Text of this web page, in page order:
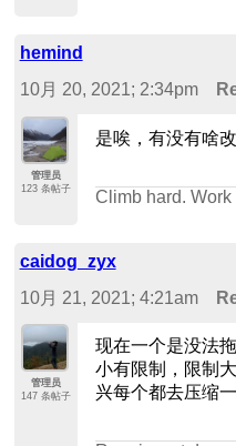
hemind
10月 20, 2021; 2:34pm
管理员
123 条帖子
是唉，有没有啥
Climb hard. Work
caidog_zyx
10月 21, 2021; 4:21am
管理员
147 条帖子
现在一个是没法
小有限制，限制
兴每个都去压缩